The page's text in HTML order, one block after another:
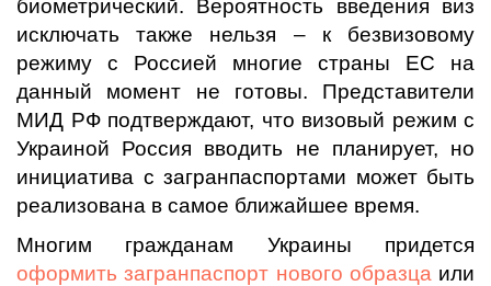
биометрический. Вероятность введения виз
исключать также нельзя – к безвизовому
режиму с Россией многие страны ЕС на
данный момент не готовы. Представители
МИД РФ подтверждают, что визовый режим с
Украиной Россия вводить не планирует, но
инициатива с загранпаспортами может быть
реализована в самое ближайшее время.
Многим гражданам Украины придется
оформить загранпаспорт нового образца или